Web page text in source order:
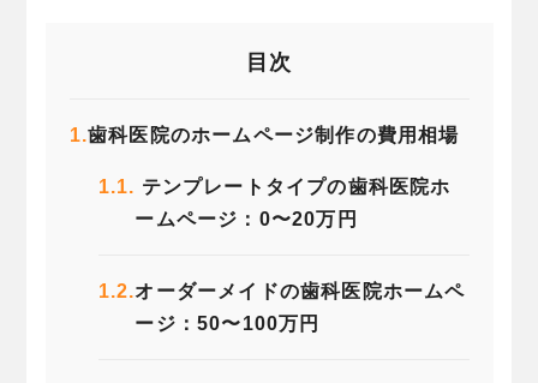
目次
1.歯科医院のホームページ制作の費用相場
1.1. テンプレートタイプの歯科医院ホ
ームページ：0〜20万円
1.2.オーダーメイドの歯科医院ホームペ
ージ：50〜100万円